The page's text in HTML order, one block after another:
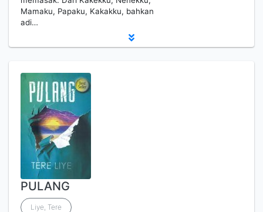
Mamaku, Papaku, Kakakku, bahkan
adi…
PULANG
Liye, Tere